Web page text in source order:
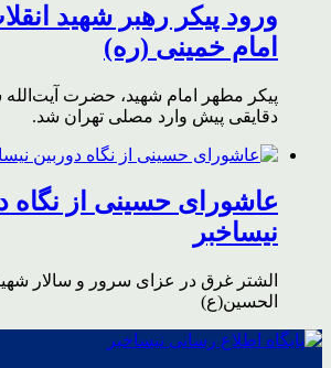
ورود پیکر رهبر شهید
امام خمینی (ره)
پیکر مطهر امام شهید،‌ حضرت
دقایقی پیش وارد مصلی تهران شد.
عاشورای حسینی از نگاه
نیساخبر
الشتر غرق در عزای سرور و سالار
الحسین(ع)